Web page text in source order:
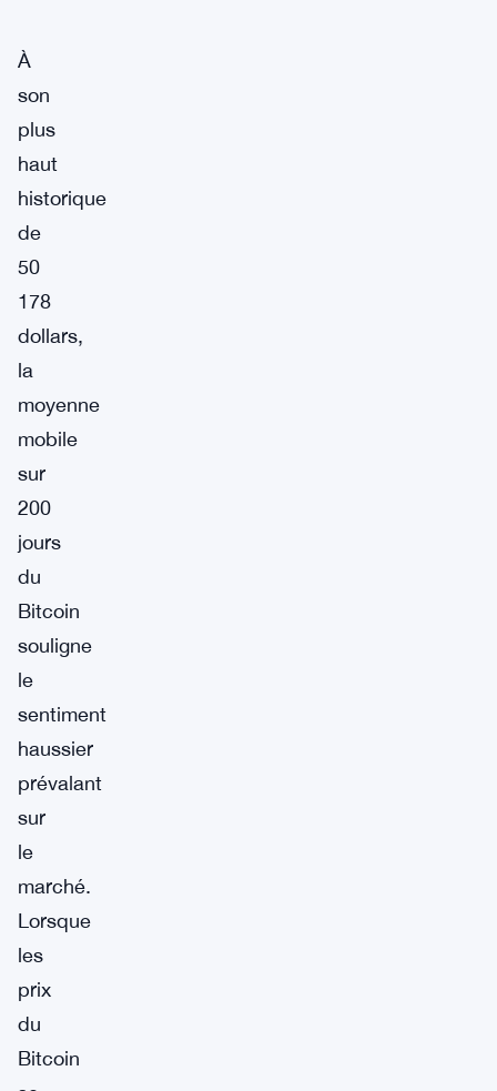
À
son
plus
haut
historique
de
50
178
dollars,
la
moyenne
mobile
sur
200
jours
du
Bitcoin
souligne
le
sentiment
haussier
prévalant
sur
le
marché.
Lorsque
les
prix
du
Bitcoin